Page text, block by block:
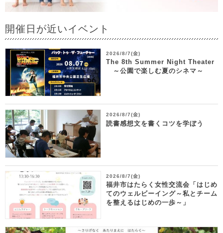
開催日が近いイベント
2026/8/7(金)
The 8th Summer Night Theater
～公園で楽しむ夏のシネマ～
2026/8/7(金)
読書感想文を書くコツを学ぼう
2026/8/7(金)
福井市はたらく女性交流会「はじめ
てのウェルビーイング～私とチーム
を整えるはじめの一歩～」